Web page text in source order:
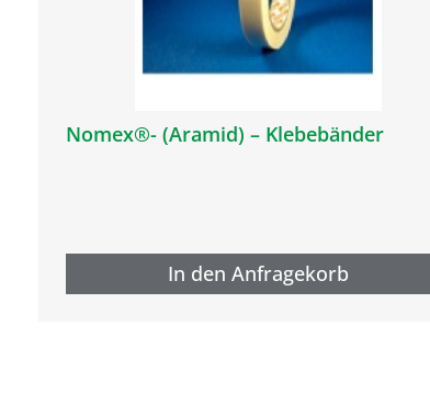
Nomex®- (Aramid) – Klebebänder
In den Anfragekorb